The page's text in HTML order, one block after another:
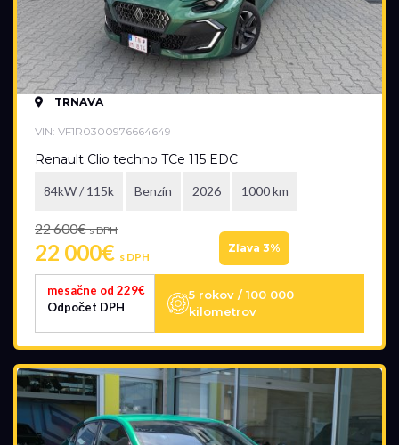
TRNAVA
VIN: VF1R0300976664649
Renault Clio techno TCe 115 EDC
84kW / 115k Benzín 2026 1000 km
22 600€s DPH
22 000€ s DPH
Zľava 3%
mesačne od 229€
Odpočet DPH
5 rokov / 100 000
kilometrov